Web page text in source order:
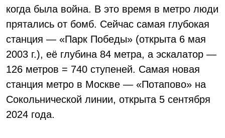
когда была война. В это время в метро люди
прятались от бомб. Сейчас самая глубокая
станция — «Парк Победы» (открыта 6 мая
2003 г.), её глубина 84 метра, а эскалатор —
126 метров = 740 ступеней. Самая новая
станция метро в Москве — «Потапово» на
Сокольнической линии, открыта 5 сентября
2024 года.